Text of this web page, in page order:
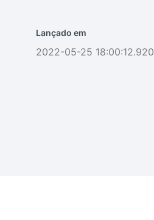
Lançado em
2022-05-25 18:00:12.920